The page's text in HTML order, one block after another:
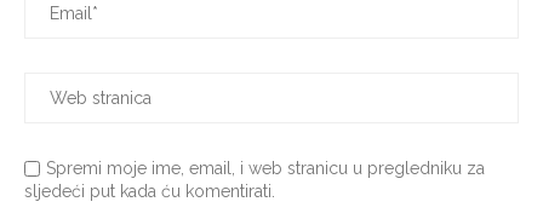
Spremi moje ime, email, i web stranicu u pregledniku za
sljedeći put kada ću komentirati.